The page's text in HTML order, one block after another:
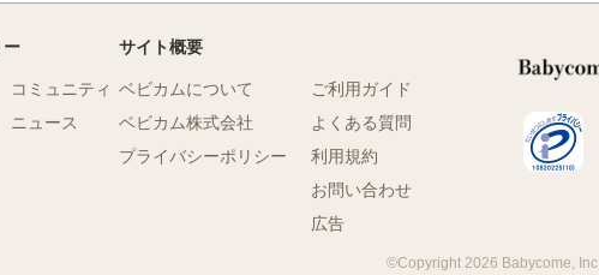
ー
コミュニティ
ニュース
サイト概要
ベビカムについて
ベビカム株式会社
プライバシーポリシー
ご利用ガイド
よくある質問
利用規約
お問い合わせ
広告
©Copyright 2026 Babycome, Inc.